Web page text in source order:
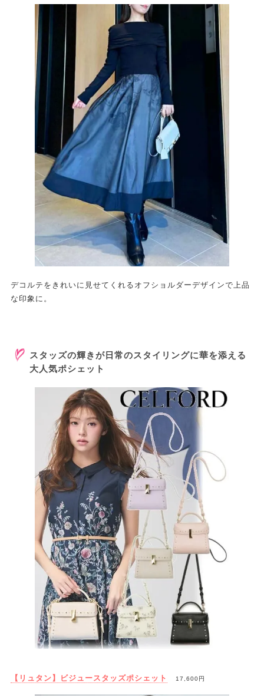
デコルテをきれいに見せてくれるオフショルダーデザインで上品
な印象に。
スタッズの輝きが日常のスタイリングに華を添える
大人気ポシェット
【リュタン】ビジュースタッズポシェット 17,600円